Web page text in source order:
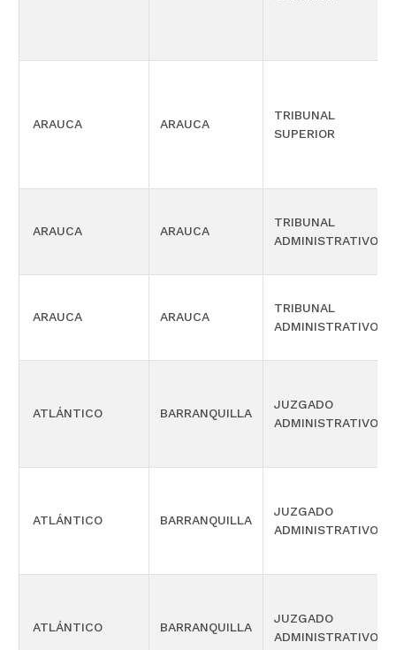
ARAUCA ARAUCA
TRIBUNAL
SUPERIOR
ARAUCA ARAUCA
TRIBUNAL
ADMINISTRATIVO
ARAUCA ARAUCA
TRIBUNAL
ADMINISTRATIVO
ATLÁNTICO BARRANQUILLA
JUZGADO
ADMINISTRATIVO
ATLÁNTICO BARRANQUILLA
JUZGADO
ADMINISTRATIVO
ATLÁNTICO BARRANQUILLA
JUZGADO
ADMINISTRATIVO